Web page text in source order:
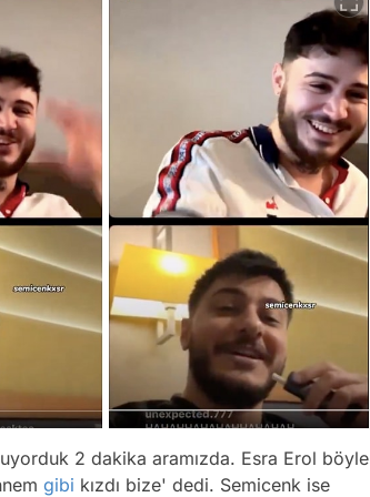
2 dakika aramızda. Esra Erol böyle
gibi kızdı bize' dedi. Semicenk ise